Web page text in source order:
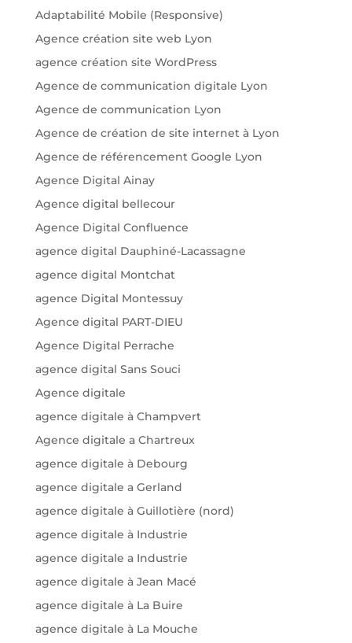
Adaptabilité Mobile (Responsive)
Agence création site web Lyon
agence création site WordPress
Agence de communication digitale Lyon
Agence de communication Lyon
Agence de création de site internet à Lyon
Agence de référencement Google Lyon
Agence Digital Ainay
Agence digital bellecour
Agence Digital Confluence
agence digital Dauphiné-Lacassagne
agence digital Montchat
agence Digital Montessuy
Agence digital PART-DIEU
Agence Digital Perrache
agence digital Sans Souci
Agence digitale
agence digitale à Champvert
Agence digitale a Chartreux
agence digitale à Debourg
agence digitale a Gerland
agence digitale à Guillotière (nord)
agence digitale à Industrie
agence digitale a Industrie
agence digitale à Jean Macé
agence digitale à La Buire
agence digitale à La Mouche